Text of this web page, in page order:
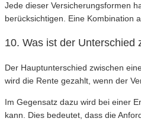
Jede dieser Versicherungsformen
berücksichtigen. Eine Kombination
10. Was ist der Unterschied
Der Hauptunterschied zwischen
wird die Rente gezahlt, wenn der
Im Gegensatz dazu wird bei einer
kann. Dies bedeutet, dass die